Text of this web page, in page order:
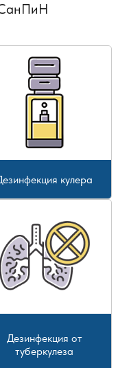
кулера
Дезинфекция от
туберкулеза